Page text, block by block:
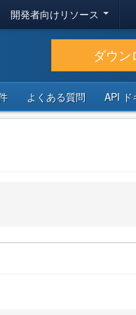
開発者向けリソース
ダウン
よくある質問 API ド